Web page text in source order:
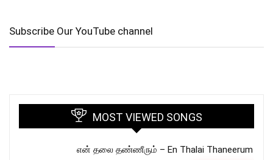
Subscribe Our YouTube channel
MOST VIEWED SONGS
என் தலை தண்ணீரும் – En Thalai Thaneerum